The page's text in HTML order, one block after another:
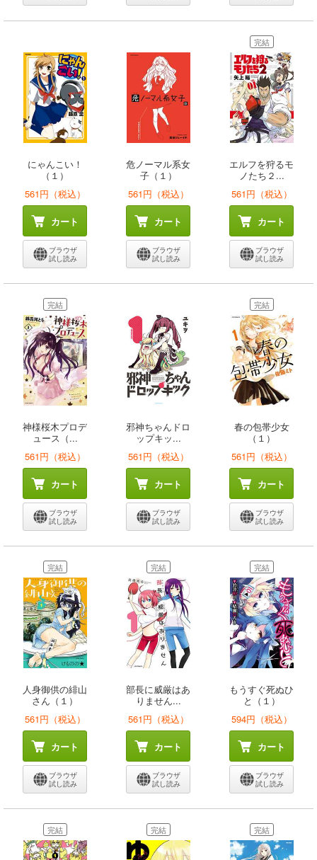
にゃんこい！
（１）
561円（税込）
カート
ブラウザ
試し読み
危ノーマル系女
子（１）
561円（税込）
カート
ブラウザ
試し読み
完結
エルフを狩るモ
ノたち２...
561円（税込）
カート
ブラウザ
試し読み
完結
神様桜木プロデ
ュース（...
561円（税込）
カート
ブラウザ
試し読み
邪神ちゃんドロ
ップキッ...
561円（税込）
カート
ブラウザ
試し読み
完結
春の包帯少女
（１）
561円（税込）
カート
ブラウザ
試し読み
完結
人身御供の緋山
さん（１）
561円（税込）
カート
ブラウザ
試し読み
完結
部長に威厳はあ
りません...
561円（税込）
カート
ブラウザ
試し読み
完結
もうすぐ死ぬひ
と（１）
594円（税込）
カート
ブラウザ
試し読み
完結 完結 完結